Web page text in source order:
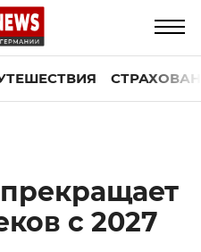
с 2027